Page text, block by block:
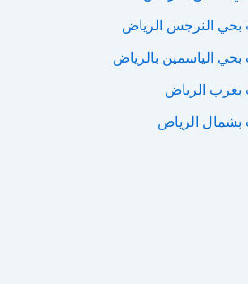
النرجس الرياض
الياسمين بالرياض
الرياض
الرياض